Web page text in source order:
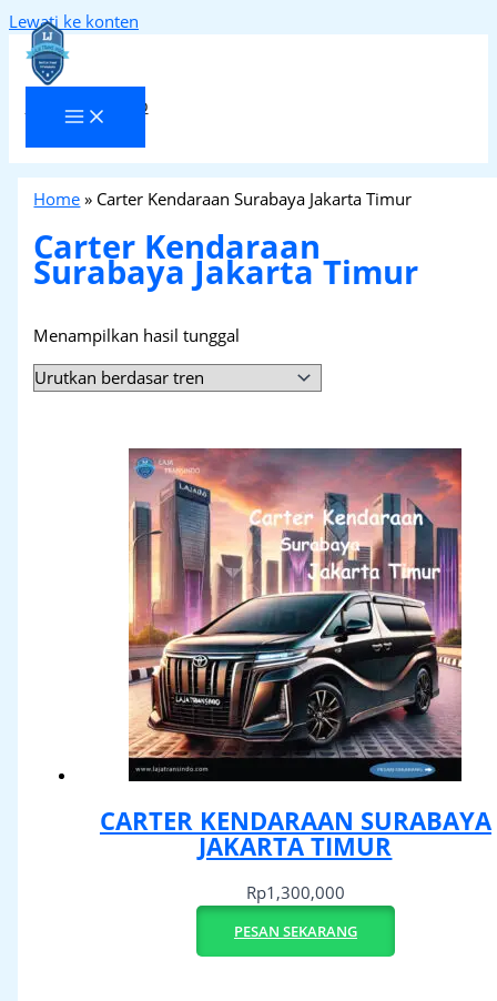
Lewati ke konten
Laja Transindo
Home » Carter Kendaraan Surabaya Jakarta Timur
Carter Kendaraan
Surabaya Jakarta Timur
Menampilkan hasil tunggal
CARTER KENDARAAN SURABAYA
JAKARTA TIMUR
Rp1,300,000
PESAN SEKARANG